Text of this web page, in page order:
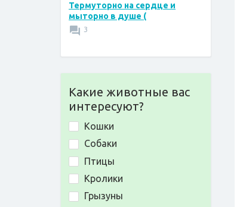
Термуторно на сердце и
мыторно в душе (
3
Какие животные вас
интересуют?
Кошки
Собаки
Птицы
Кролики
Грызуны